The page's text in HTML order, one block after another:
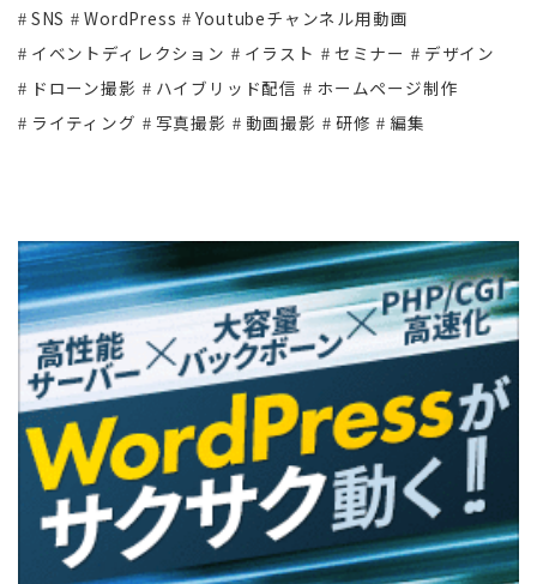
SNS WordPress
Youtubeチャンネル用動画
イベントディレクション
イラスト セミナー
デザイン
ドローン撮影
ハイブリッド配信
ホームページ制作
ライティング
写真撮影 動画撮影 研修 編集